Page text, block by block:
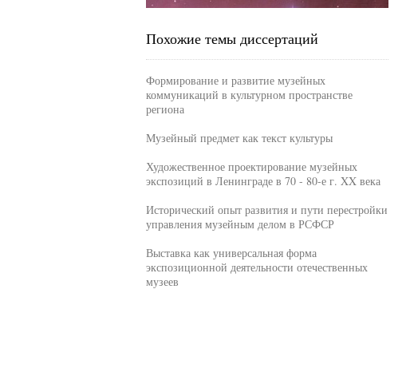
Похожие темы диссертаций
Формирование и развитие музейных
коммуникаций в культурном пространстве
региона
Музейный предмет как текст культуры
Художественное проектирование музейных
экспозиций в Ленинграде в 70 - 80-е г. XX века
Исторический опыт развития и пути перестройки
управления музейным делом в РСФСР
Выставка как универсальная форма
экспозиционной деятельности отечественных
музеев